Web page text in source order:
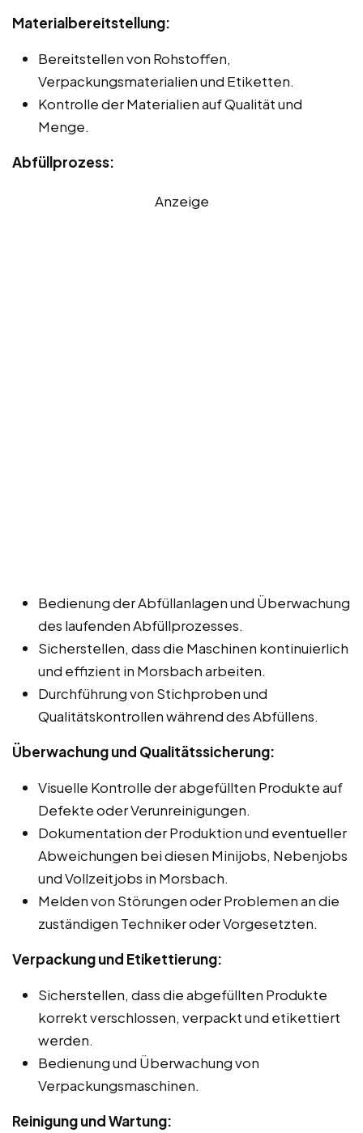
Materialbereitstellung:
Bereitstellen von Rohstoffen,
Verpackungsmaterialien und Etiketten.
Kontrolle der Materialien auf Qualität und
Menge.
Abfüllprozess:
Anzeige
Bedienung der Abfüllanlagen und Überwachung
des laufenden Abfüllprozesses.
Sicherstellen, dass die Maschinen kontinuierlich
und effizient in Morsbach arbeiten.
Durchführung von Stichproben und
Qualitätskontrollen während des Abfüllens.
Überwachung und Qualitätssicherung:
Visuelle Kontrolle der abgefüllten Produkte auf
Defekte oder Verunreinigungen.
Dokumentation der Produktion und eventueller
Abweichungen bei diesen Minijobs, Nebenjobs
und Vollzeitjobs in Morsbach.
Melden von Störungen oder Problemen an die
zuständigen Techniker oder Vorgesetzten.
Verpackung und Etikettierung:
Sicherstellen, dass die abgefüllten Produkte
korrekt verschlossen, verpackt und etikettiert
werden.
Bedienung und Überwachung von
Verpackungsmaschinen.
Reinigung und Wartung: